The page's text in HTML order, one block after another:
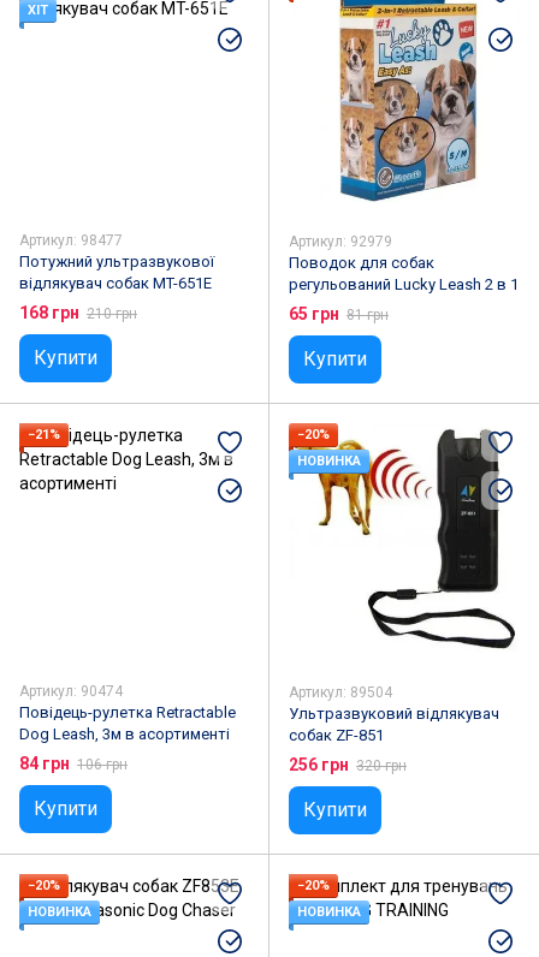
ХІТ
Артикул: 98477
Потужний ультразвукової
відлякувач собак MT-651E
168 грн 210 грн
Купити
Артикул: 92979
Поводок для собак
регульований Lucky Leash 2 в 1
65 грн 81 грн
Купити
−21%
Артикул: 90474
Повідець-рулетка Retractable
Dog Leash, 3м в асортименті
84 грн 106 грн
Купити
−20%
НОВИНКА
Артикул: 89504
Ультразвуковий відлякувач
собак ZF-851
256 грн 320 грн
Купити
−20%
НОВИНКА
−20%
НОВИНКА